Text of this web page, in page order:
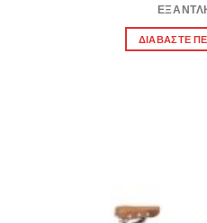
ΔΙΑΒΆΣΤΕ